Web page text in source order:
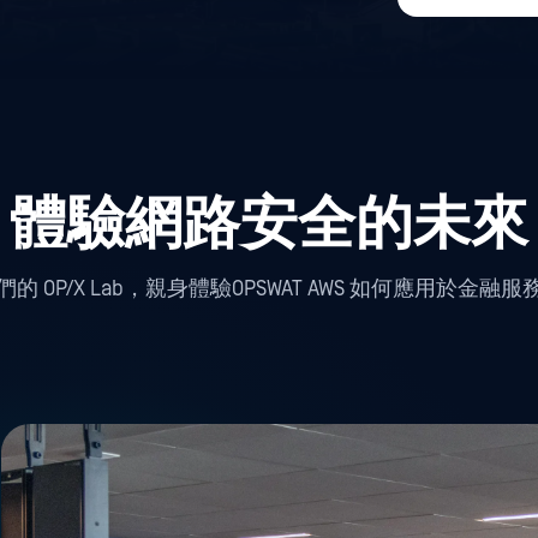
體驗網路安全的未來
的 OP/X Lab，親身體驗OPSWAT AWS 如何應用於金融服